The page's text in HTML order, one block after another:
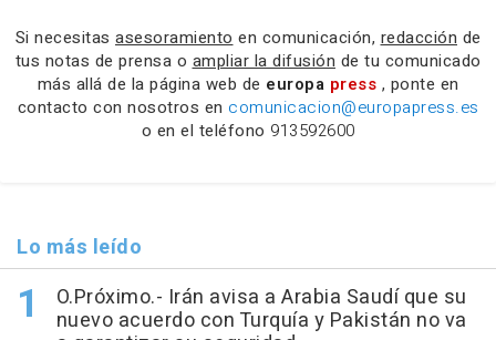
Si necesitas asesoramiento en comunicación, redacción de
tus notas de prensa o ampliar la difusión de tu comunicado
más allá de la página web de europa press , ponte en
contacto con nosotros en comunicacion@europapress.es
o en el teléfono 913592600
Lo más leído
O.Próximo.- Irán avisa a Arabia Saudí que su
nuevo acuerdo con Turquía y Pakistán no va